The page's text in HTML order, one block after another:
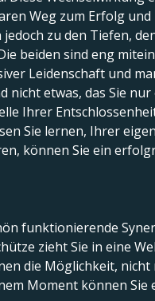
Weg zum Erfolg
zu den Tiefen,
beiden sind eng
Leidenschaft und
nicht etwas, das Sie
Ihrer
Sie lernen, Ihrer
können Sie ein
funktionierende
zieht Sie in eine
die Möglichkeit,
Moment können